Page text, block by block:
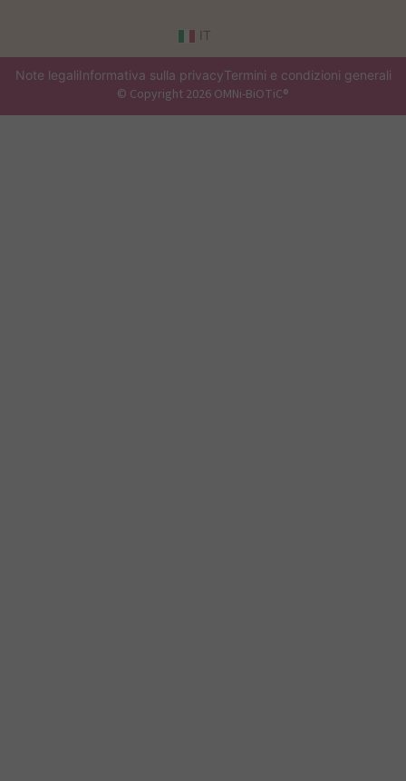
IT
Note legaliInformativa sulla privacyTermini e condizioni generali
© Copyright 2026 OMNi-BiOTiC®